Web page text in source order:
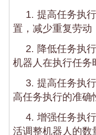
1. 提高任务执
置，减少重复劳动
2. 降低任务执
机器人在执行任务
3. 提高任务执
高任务执行的准确
4. 增强任务执
活调整机器人的数